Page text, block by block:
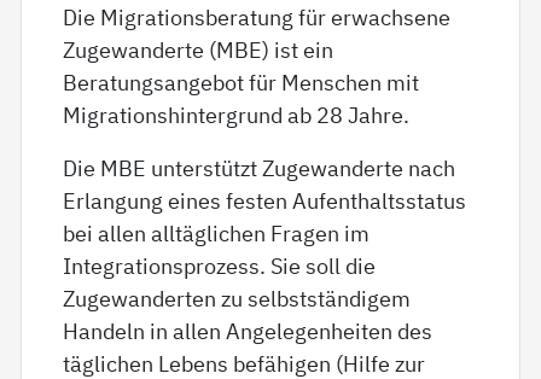
Die Migrationsberatung für erwachsene
Zugewanderte (MBE) ist ein
Beratungsangebot für Menschen mit
Migrationshintergrund ab 28 Jahre.
Die MBE unterstützt Zugewanderte nach
Erlangung eines festen Aufenthaltsstatus
bei allen alltäglichen Fragen im
Integrationsprozess. Sie soll die
Zugewanderten zu selbstständigem
Handeln in allen Angelegenheiten des
täglichen Lebens befähigen (Hilfe zur